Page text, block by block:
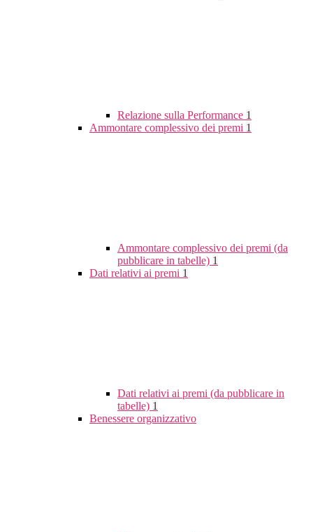
Relazione sulla Performance 1
Ammontare complessivo dei premi 1
Ammontare complessivo dei premi (da
pubblicare in tabelle) 1
Dati relativi ai premi 1
Dati relativi ai premi (da pubblicare in
tabelle) 1
Benessere organizzativo